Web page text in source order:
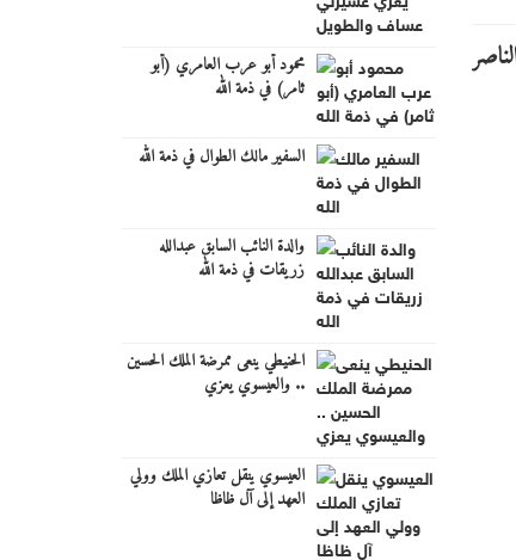
محمود أبو عرب العامري (أبو
ثامر) في ذمة الله
السفير مالك الطوال في ذمة الله
والدة النائب السابق عبدالله
زريقات في ذمة الله
الحنيطي ينعى ممرضة الملك الحسين
.. والعيسوي يعزي
العيسوي ينقل تعازي الملك وولي
العهد إلى آل ظاظا